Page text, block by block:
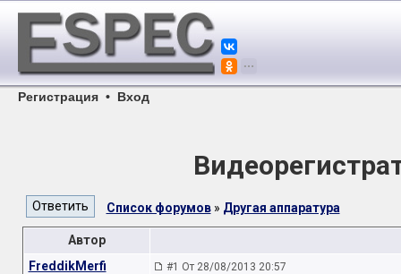
Регистрация • Вход
Список форумов» Другая аппаратура
Автор
FreddikMerfi
#1 От 28/08/2013 20:57